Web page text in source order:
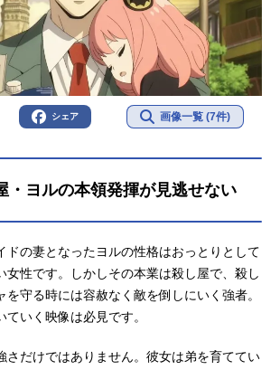
シェア 画像一覧 (7件)
・ヨルの本領発揮が見逃せない
ドの妻となったヨルの性格はおっとりとして
女性です。しかしその本業は殺し屋で、殺し
を守る時には容赦なく敵を倒しにいく強者。
いく映像は必見です。
さだけではありません。彼女は弟を育ててい